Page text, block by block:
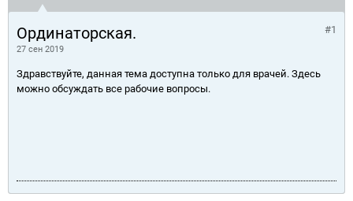
Ординаторская.
27 сен 2019
#1
Здравствуйте, данная тема доступна только для врачей. Здесь
можно обсуждать все рабочие вопросы.